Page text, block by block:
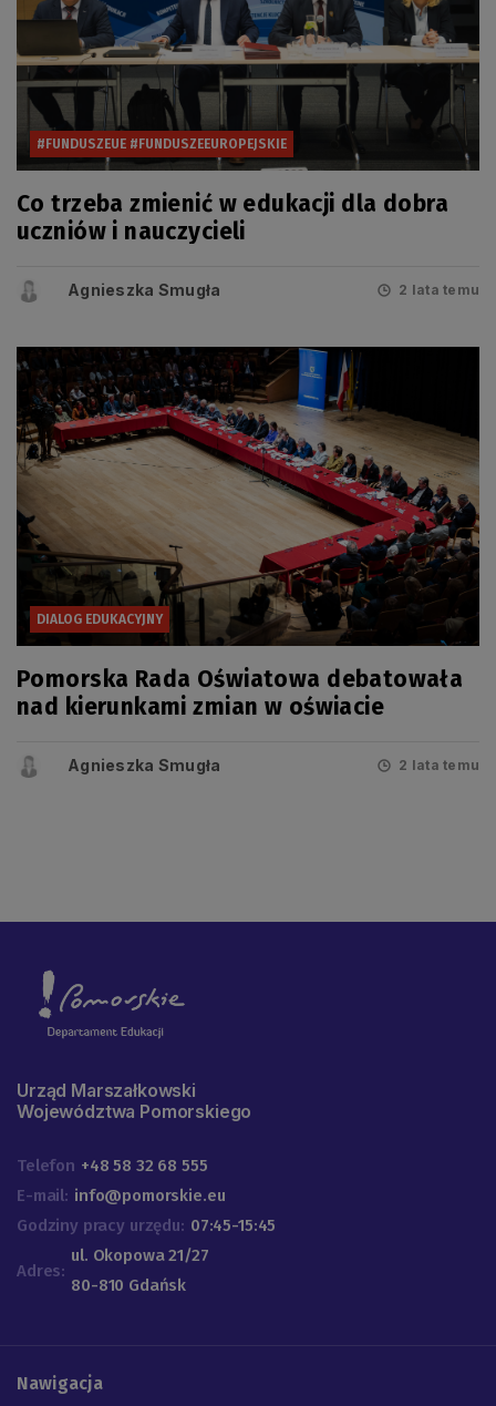
#FUNDUSZEUE #FUNDUSZEEUROPEJSKIE
Co trzeba zmienić w edukacji dla dobra
uczniów i nauczycieli
Agnieszka Smugła 2 lata temu
DIALOG EDUKACYJNY
Pomorska Rada Oświatowa debatowała
nad kierunkami zmian w oświacie
Agnieszka Smugła 2 lata temu
Urząd Marszałkowski
Województwa Pomorskiego
Telefon +48 58 32 68 555
E-mail: info@pomorskie.eu
Godziny pracy urzędu: 07:45-15:45
Adres:
ul. Okopowa 21/27
80-810 Gdańsk
Nawigacja